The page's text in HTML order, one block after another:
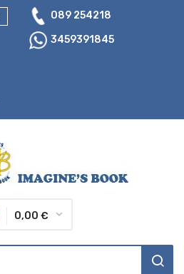
089 254218
3459391845
0,00 €